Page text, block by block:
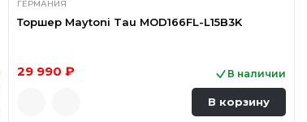
ГЕРМАНИЯ
Торшер Maytoni Tau MOD166FL-L15B3K
29 990 ₽ В наличии
В корзину